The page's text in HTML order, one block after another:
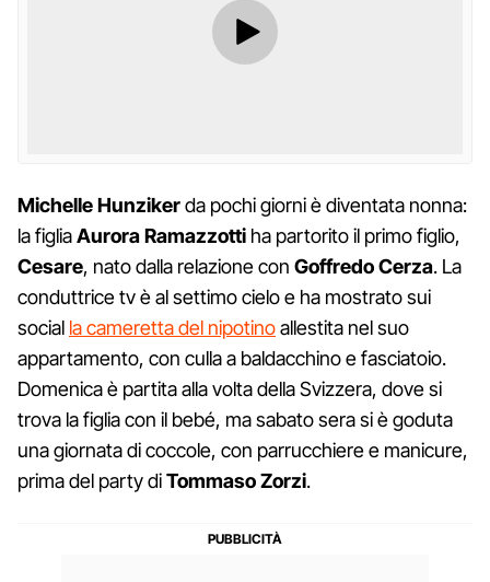
Michelle Hunzikerda pochi giorni è diventata nonna:
la figliaAurora Ramazzotti ha partorito il primo figlio,
Cesare, nato dalla relazione con Goffredo Cerza. La
conduttrice tv è al settimo cielo e ha mostrato sui
social la cameretta del nipotinoallestita nel suo
appartamento, con culla a baldacchino e fasciatoio.
Domenica è partita alla volta della Svizzera, dove si
trova la figlia con il bebé, ma sabato sera si è goduta
una giornata di coccole, con parrucchiere e manicure,
prima del party diTommaso Zorzi.